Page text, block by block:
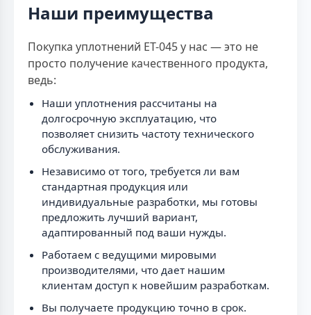
Наши преимущества
Покупка уплотнений ET-045 у нас — это не
просто получение качественного продукта,
ведь:
Наши уплотнения рассчитаны на
долгосрочную эксплуатацию, что
позволяет снизить частоту технического
обслуживания.
Независимо от того, требуется ли вам
стандартная продукция или
индивидуальные разработки, мы готовы
предложить лучший вариант,
адаптированный под ваши нужды.
Работаем с ведущими мировыми
производителями, что дает нашим
клиентам доступ к новейшим разработкам.
Вы получаете продукцию точно в срок.